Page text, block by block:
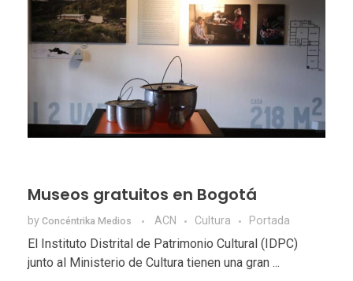
Museos gratuitos en Bogotá
by Concéntrika Medios ACN Cultura Portada
El Instituto Distrital de Patrimonio Cultural (IDPC)
junto al Ministerio de Cultura tienen una gran ...